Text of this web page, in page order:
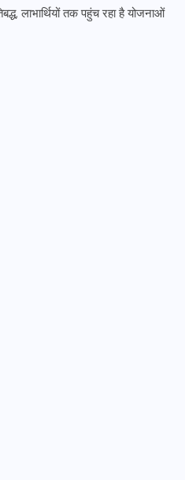
लाभार्थियों तक पहुंच रहा है योजनाओं